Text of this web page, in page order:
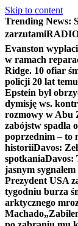
Skip to content
Trending News:
zarzutami
Evanston
w ramach
Ridge. 10 ofiar
policji 20 lat
Epstein był
dymisję ws.
rozmowy w Abu
zabójstw spadła
poprzednim – to
historiiDavos:
spotkaniaDavos:
jasnym
Prezydent USA
tygodniu burza
arktycznego
Machado